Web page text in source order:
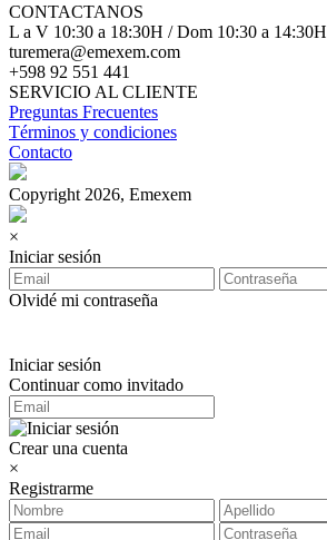
CONTACTANOS
L a V 10:30 a 18:30H / Dom 10:30 a 14:30H
turemera@emexem.com
+598 92 551 441
SERVICIO AL CLIENTE
Preguntas Frecuentes
Términos y condiciones
Contacto
Copyright 2026, Emexem
×
Iniciar sesión
Olvidé mi contraseña
Iniciar sesión
Continuar como invitado
Crear una cuenta
×
Registrarme